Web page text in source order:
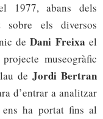
1977, abans dels
sobre els diversos
deDani Freixa el
museogràfic
de Jordi Bertran
d’entrar a analitzar
ha portat fins al